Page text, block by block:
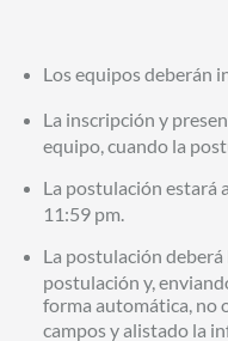
Los equipos deberán
La inscripción y
equipo, cuando la
La postulación estará
11:59 pm.
La postulación
postulación y,
forma automática, no
campos y alistado la